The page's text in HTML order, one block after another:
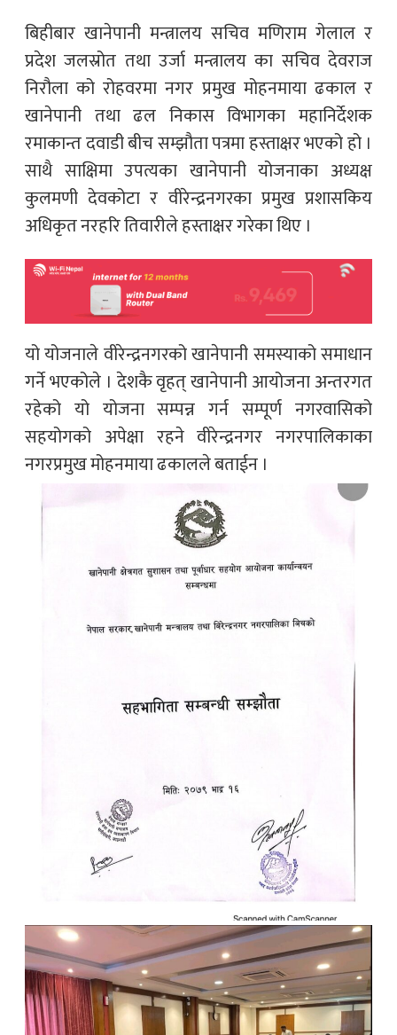
बिहीबार खानेपानी मन्त्रालय सचिव मणिराम गेलाल र
प्रदेश जलस्रोत तथा उर्जा मन्त्रालय का सचिव देवराज
निरौला को रोहवरमा नगर प्रमुख मोहनमाया ढकाल र
खानेपानी तथा ढल निकास विभागका महानिर्देशक
रमाकान्त दवाडी बीच सम्झौता पत्रमा हस्ताक्षर भएको हो ।
साथै साक्षिमा उपत्यका खानेपानी योजनाका अध्यक्ष
कुलमणी देवकोटा र वीरेन्द्रनगरका प्रमुख प्रशासकिय
अधिकृत नरहरि तिवारीले हस्ताक्षर गरेका थिए ।
यो योजनाले वीरेन्द्रनगरको खानेपानी समस्याको समाधान
गर्ने भएकोले । देशकै वृहत् खानेपानी आयोजना अन्तरगत
रहेको यो योजना सम्पन्न गर्न सम्पूर्ण नगरवासिको
सहयोगको अपेक्षा रहने वीरेन्द्रनगर नगरपालिकाका
नगरप्रमुख मोहनमाया ढकालले बताईन ।